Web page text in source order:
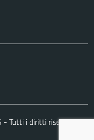
- Tutti i diritti riservati